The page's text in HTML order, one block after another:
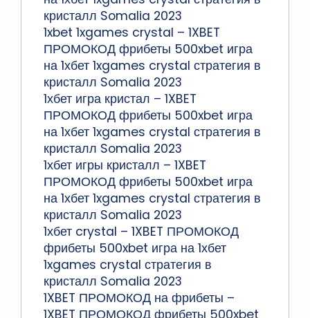
кристалл Somalia 2023
1xbet 1xgames crystal – 1XBET
ПРОМОКОД фрибеты 500xbet игра
на 1хбет 1xgames crystal стратегия в
кристалл Somalia 2023
1хбет игра кристал – 1XBET
ПРОМОКОД фрибеты 500xbet игра
на 1хбет 1xgames crystal стратегия в
кристалл Somalia 2023
1хбет игры кристалл – 1XBET
ПРОМОКОД фрибеты 500xbet игра
на 1хбет 1xgames crystal стратегия в
кристалл Somalia 2023
1хбет crystal – 1XBET ПРОМОКОД
фрибеты 500xbet игра на 1хбет
1xgames crystal стратегия в
кристалл Somalia 2023
1XBET ПРОМОКОД на фрибеты –
1XBET ПРОМОКОД фрибеты 500xbet